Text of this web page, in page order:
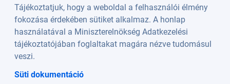
Tájékoztatjuk, hogy a weboldal a felhasználói élmény
fokozása érdekében sütiket alkalmaz. A honlap
használatával a Miniszterelnökség Adatkezelési
tájékoztatójában foglaltakat magára nézve tudomásul
veszi.
Süti dokumentáció
Süti beállítások
Köszöntő
A weboldalt a Lechner Nonprofit Kft. üzemelteti a